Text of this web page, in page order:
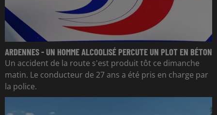
ARDENNES - UN HOMME ALCOOLISÉ PERCUTE UN PLOT EN BÉTON
Un accident de la route s'est produit tôt ce dimanche
matin. Le conducteur de 27 ans a été pris en charge par
la police.